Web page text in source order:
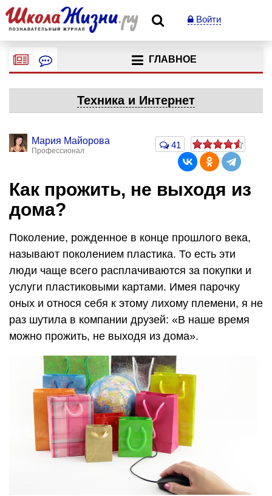
Войти
ГЛАВНОЕ
Техника и Интернет
Мария Майорова
Профессионал
41
Как прожить, не выходя из
дома?
Поколение, рожденное в конце прошлого века,
называют поколением пластика. То есть эти
люди чаще всего расплачиваются за покупки и
услуги пластиковыми картами. Имея парочку
оных и относя себя к этому лихому племени, я не
раз шутила в компании друзей: «В наше время
можно прожить, не выходя из дома».